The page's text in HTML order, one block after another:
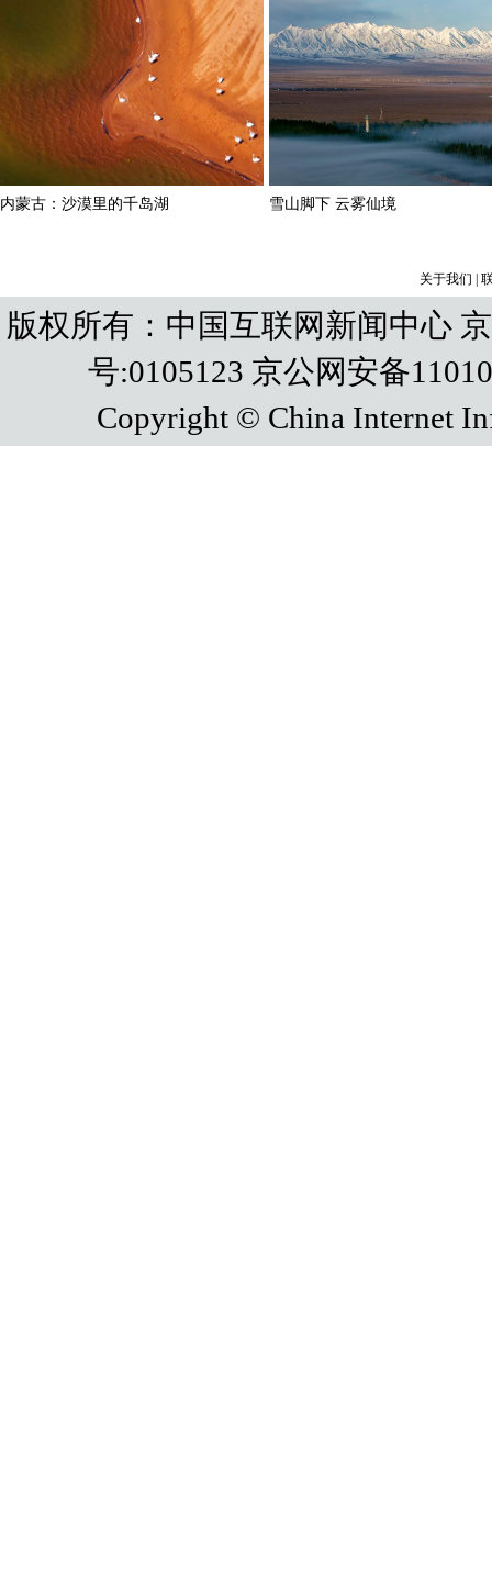
关于我们
版权所有：中国互联网新闻中心
号:0105123 京公网安备
Copyright © China Internet